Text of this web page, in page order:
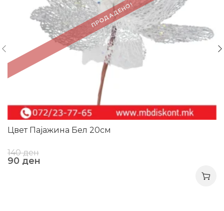
ПРОДАДЕНО!
Цвет Пајажина Бел 20см
140ден
90 ден